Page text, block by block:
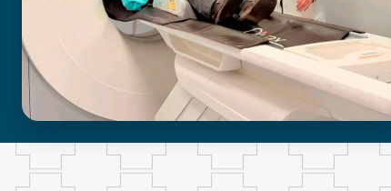
BIOIMAGENOLOGÍA